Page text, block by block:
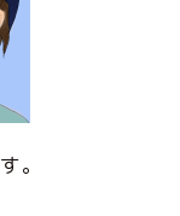
。